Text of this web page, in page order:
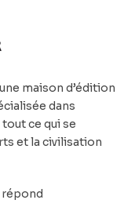
maison d’édition
dans
ce qui se
et la civilisation